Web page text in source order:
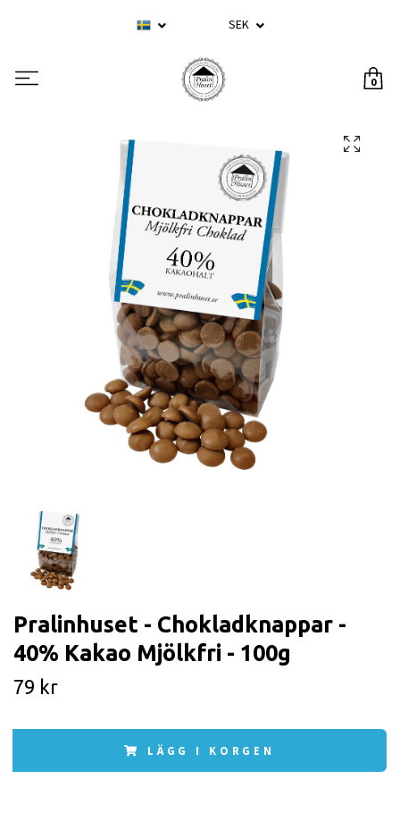
SEK
0
Pralinhuset - Chokladknappar -
40% Kakao Mjölkfri - 100g
79 kr
LÄGG I KORGEN